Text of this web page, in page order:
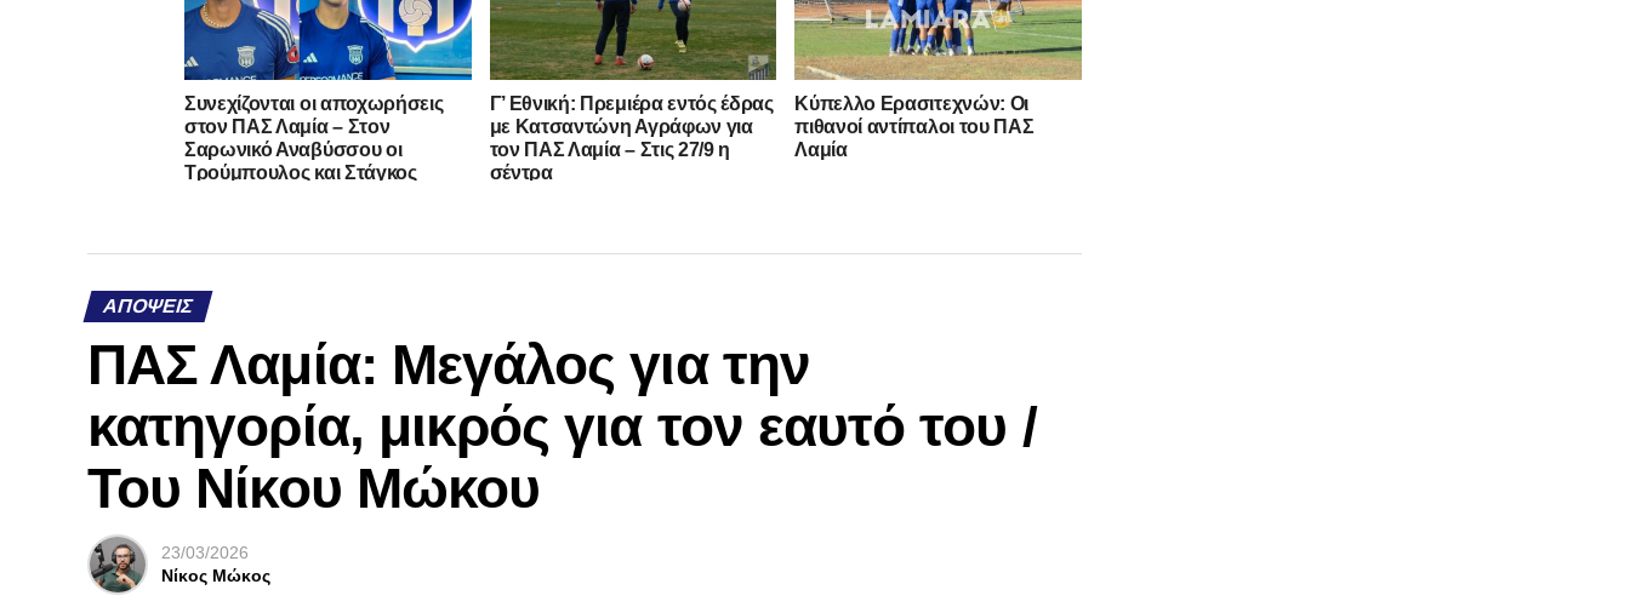
Συνεχίζονται οι αποχωρήσεις
στον ΠΑΣ Λαμία – Στον
Σαρωνικό Αναβύσσου οι
Τρούμπουλος και Στάγκος
Γ’ Εθνική: Πρεμιέρα εντός έδρας
με Κατσαντώνη Αγράφων για
τον ΠΑΣ Λαμία – Στις 27/9 η
σέντρα
Κύπελλο Ερασιτεχνών: Οι
πιθανοί αντίπαλοι του ΠΑΣ
Λαμία
ΑΠΌΨΕΙΣ
ΠΑΣ Λαμία: Μεγάλος για την
κατηγορία, μικρός για τον εαυτό του /
Του Νίκου Μώκου
23/03/2026
Νίκος Μώκος